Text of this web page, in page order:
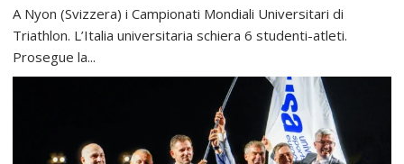
A Nyon (Svizzera) i Campionati Mondiali Universitari di
Triathlon. L’Italia universitaria schiera 6 studenti-atleti.
Prosegue la...